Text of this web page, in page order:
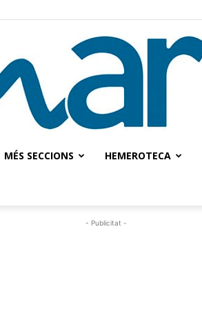
MÉS SECCIONS HEMEROTECA
- Publicitat -